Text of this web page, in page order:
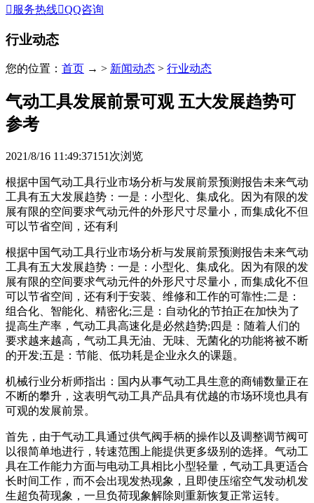
 服务热线QQ咨询
行业动态
您的位置： 首页 → > 新闻动态 > 行业动态
气动工具发展前景可观 五大发展趋势可
参考
2021/8/16 11:49:37151 次浏览
根据中国气动工具行业市场分析与发展前景预测报告未来气动
工具有五大发展趋势：一是：小型化、集成化。因为有限的发
展有限的空间要求气动元件的外形尺寸尽量小，而集成化不但
可以节省空间，还有利
根据中国气动工具行业市场分析与发展前景预测报告未来气动
工具有五大发展趋势：一是：小型化、集成化。因为有限的发
展有限的空间要求气动元件的外形尺寸尽量小，而集成化不但
可以节省空间，还有利于安装、维修和工作的可靠性;二是：
组合化、智能化、精密化;三是：自动化的节拍正在加快为了
提高生产率，气动工具高速化是必然趋势;四是：随着人们的
要求越来越高，气动工具无油、无味、无菌化的功能将被不断
的开发;五是：节能、低功耗是企业永久的课题。
机械行业分析师指出：国内从事气动工具生意的商铺数量正在
不断的攀升，这表明气动工具产品具有优越的市场环境也具有
可观的发展前景。
首先，由于气动工具通过供气阀手柄的操作以及调整调节阀可
以很简单地进行，转速范围上能提供更多级别的选择。气动工
具在工作能力方面与电动工具相比小型轻量，气动工具更适合
长时间工作，而不会出现发热现象，且即使压缩空气发动机发
生超负荷现象，一旦负荷现象解除则重新恢复正常运转。